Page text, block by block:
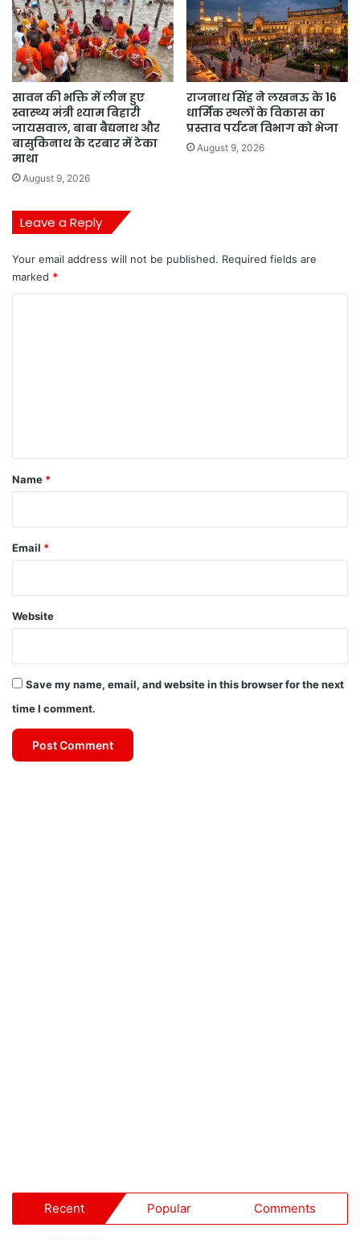
सावन की भक्ति में लीन हुए
स्वास्थ्य मंत्री श्याम बिहारी
जायसवाल, बाबा बैद्यनाथ और
बासुकिनाथ के दरबार में टेका
माथा
August 9, 2026
राजनाथ सिंह ने लखनऊ के 16
धार्मिक स्थलों के विकास का
प्रस्ताव पर्यटन विभाग को भेजा
August 9, 2026
Leave a Reply
Your email address will not be published. Required fields are
marked *
*
Name *
Email *
Website
Save my name, email, and website in this browser for the next
time I comment.
Recent Popular Comments